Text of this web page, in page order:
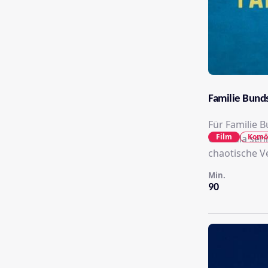
Familie
Für Familie
Gundula
chaotische
90
Min.
Film